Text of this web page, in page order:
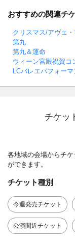
おすすめの関連チ
クリスマス/アヴェ
第九
第九＆運命
ウィーン宮殿祝賀コ
LCバレエパフォー
チケッ
各地域の会場からチ
ができます。
チケット種別
今週発売チケット
公演間近チケット